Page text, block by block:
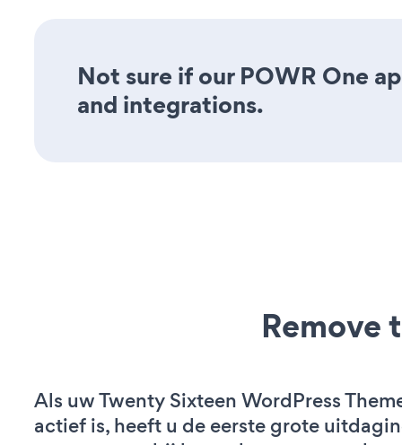
Not sure if our POWR One
and integrations.
Remove
Als uw Twenty Sixteen WordPress
actief is, heeft u de eerste grote